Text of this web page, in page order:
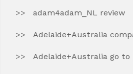
adam4adam_NL review
Adelaide+Australia
Adelaide+Australia go